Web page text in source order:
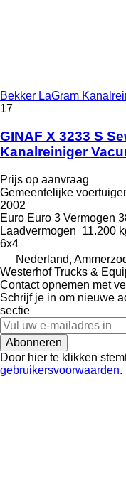
Bekker LaGram
17
GINAF X 3233 S
Kanalreiniger
Prijs op aanvraag
Gemeentelijke
2002
Euro Euro 3 Vermogen
Laadvermogen 11.200
6x4
Nederland,
Westerhof Trucks &
Contact opnemen met
Schrijf je in om nieuwe
sectie
Abonneren
Door hier te klikken
gebruikersvoorwaarden.